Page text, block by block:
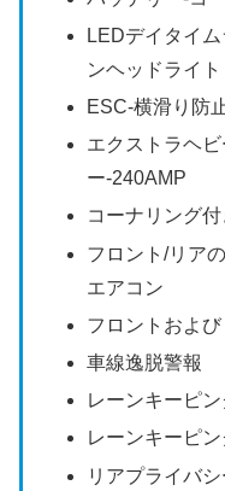
LEDデイタイ
ンヘッドライト
ESC-横滑り防
エクストラヘ
ー-240AMP
コーナリング
フロント/リア
エアコン
フロントおよ
車線逸脱警報
レーンキーピ
レーンキーピン
リアプライバ